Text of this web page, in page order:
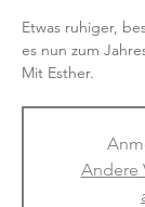
Etwas ruhiger,
es nun zum
Mit Esther.
Andere